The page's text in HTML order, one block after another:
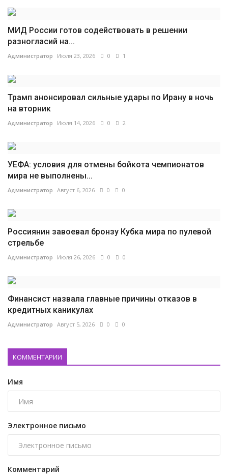
МИД России готов содействовать в решении
разногласий на...
Администратор Июля 23, 2026 0 1
Трамп анонсировал сильные удары по Ирану в ночь
на вторник
Администратор Июля 14, 2026 0 2
УЕФА: условия для отмены бойкота чемпионатов
мира не выполнены...
Администратор Август 6, 2026 0 0
Россиянин завоевал бронзу Кубка мира по пулевой
стрельбе
Администратор Июля 26, 2026 0 0
Финансист назвала главные причины отказов в
кредитных каникулах
Администратор Август 5, 2026 0 0
КОММЕНТАРИИ
Имя
Электронное письмо
Комментарий